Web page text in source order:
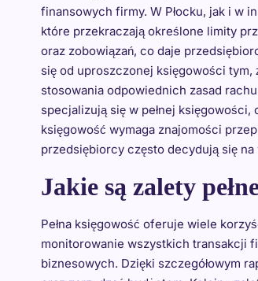
finansowych firmy. W Płocku, jak i w
które przekraczają określone limity
oraz zobowiązań, co daje
się od uproszczonej księgowości
stosowania odpowiednich zasad
specjalizują się w pełnej księgowości,
księgowość wymaga znajomości
przedsiębiorcy często decydują się
Jakie są zalety
Pełna księgowość oferuje wiele
monitorowanie wszystkich transakcji
biznesowych. Dzięki szczegółowym